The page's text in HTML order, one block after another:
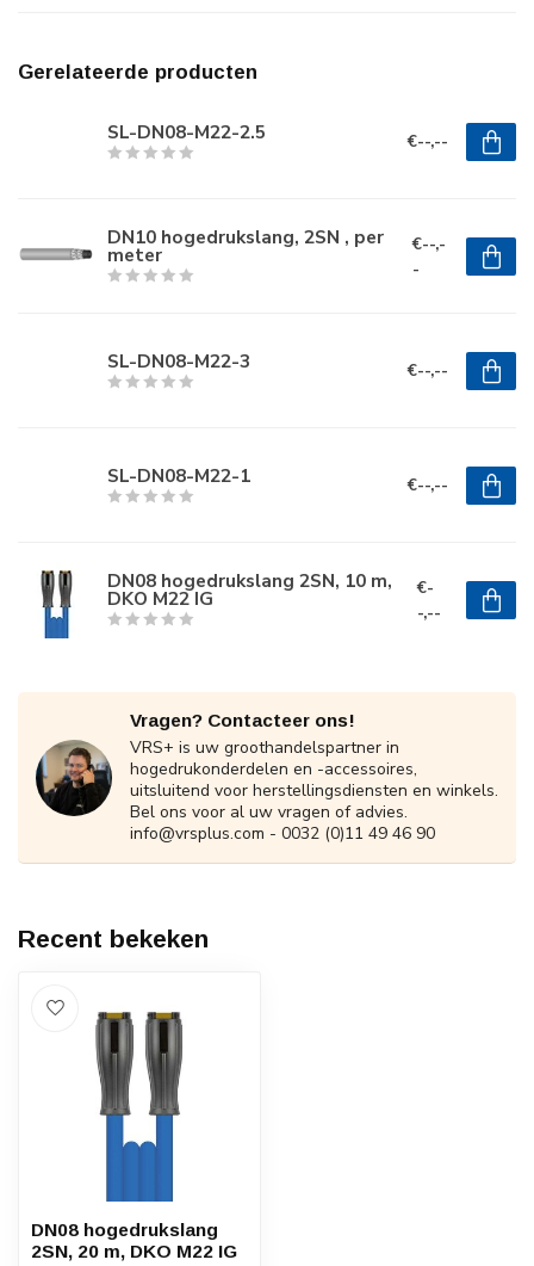
Gerelateerde producten
SL-DN08-M22-2.5 €--,--
DN10 hogedrukslang, 2SN , per
meter
€--,-
-
SL-DN08-M22-3 €--,--
SL-DN08-M22-1 €--,--
DN08 hogedrukslang 2SN, 10 m,
DKO M22 IG
€-
-,--
Vragen? Contacteer ons!
VRS+ is uw groothandelspartner in
hogedrukonderdelen en -accessoires,
uitsluitend voor herstellingsdiensten en winkels.
Bel ons voor al uw vragen of advies.
info@vrsplus.com - 0032 (0)11 49 46 90
Recent bekeken
DN08 hogedrukslang
2SN, 20 m, DKO M22 IG